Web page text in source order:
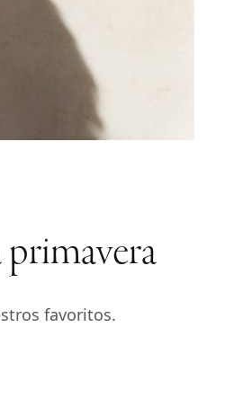
primavera
favoritos.